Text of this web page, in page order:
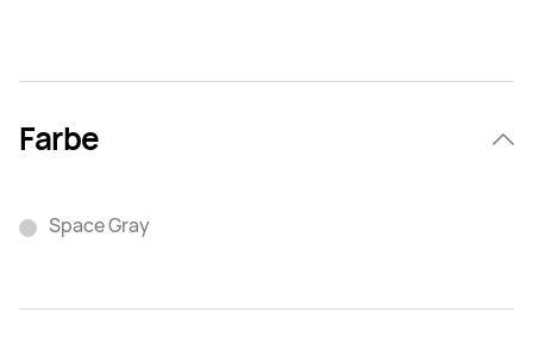
Farbe
Space Gray